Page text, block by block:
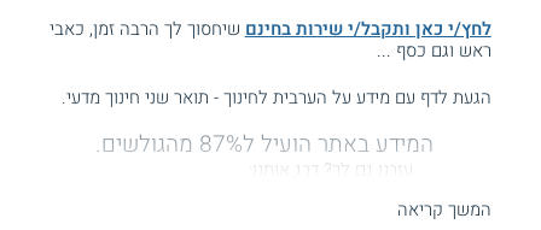
לחץ/י כאן ותקבל/י שירות בחינם שיחסוך לך הרבה זמן, כאבי
ראש וגם כסף ...
הגעת לדף עם מידע על הערבית לחינוך - תואר שני חינוך מדעי.
המידע באתר הועיל ל87% מהגולשים.
עזרנו גם לך? דרג אותנו:
המשך קריאה